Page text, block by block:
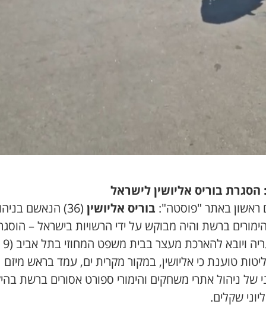
הסגרת בוריס אליושין לישראל
ראשון באתר "פוסטה": בוריס אליושין
(36) הנאשם
ברשת והיה מבוקש על ידי הרשויות בישראל –
ויובא להארכת מעצר בבית משפט המחוזי בתל אביב (9 יולי).
טוענת כי אליושין, במקור מקרית ים, עמד בראש מיזם
של ניהול אתרי משחקים והימורי ספורט אסורים ברשת
שקלים.